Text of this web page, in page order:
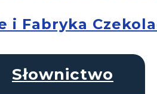
i Fabryka
Słownictwo